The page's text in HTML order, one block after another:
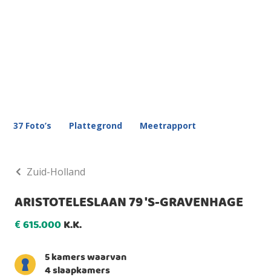
37 Foto’s Plattegrond Meetrapport
Zuid-Holland
ARISTOTELESLAAN 79 'S-GRAVENHAGE
€615.000K.K.
5 kamers waarvan
4 slaapkamers